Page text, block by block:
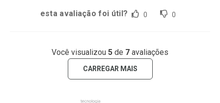
esta avaliação foi útil? 0 0
Você visualizou 5 de 7 avaliações
CARREGAR MAIS